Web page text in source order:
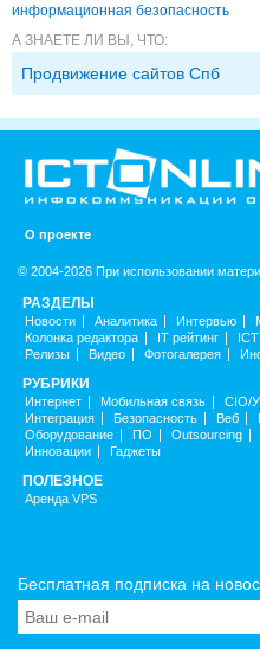
информационная безопасность
А ЗНАЕТЕ ЛИ ВЫ, ЧТО:
Продвижение сайтов Спб
О проекте
© 2004-2026 При использовании
РАЗДЕЛЫ
Новости Аналитика Интервью
Колонка редактора
IT рейтинг
Релизы
Видео Фотогалерея
РУБРИКИ
Интернет Мобильная связь CIO/
Интеграция
Безопасность Веб
Оборудование
ПО Outsourcing
Инновации
Гаджеты
ПОЛЕЗНОЕ
Аренда VPS
Бесплатная подписка на